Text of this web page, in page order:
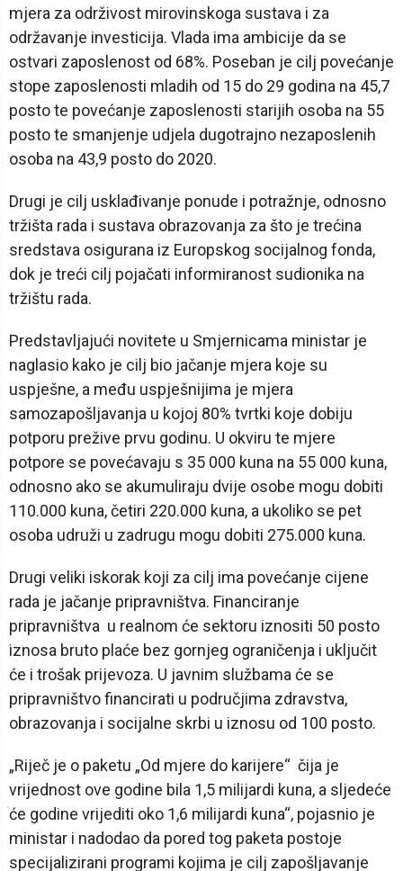
mjera za održivost mirovinskoga sustava i za
održavanje investicija. Vlada ima ambicije da se
ostvari zaposlenost od 68%. Poseban je cilj povećanje
stope zaposlenosti mladih od 15 do 29 godina na 45,7
posto te povećanje zaposlenosti starijih osoba na 55
posto te smanjenje udjela dugotrajno nezaposlenih
osoba na 43,9 posto do 2020.
Drugi je cilj usklađivanje ponude i potražnje, odnosno
tržišta rada i sustava obrazovanja za što je trećina
sredstava osigurana iz Europskog socijalnog fonda,
dok je treći cilj pojačati informiranost sudionika na
tržištu rada.
Predstavljajući novitete u Smjernicama ministar je
naglasio kako je cilj bio jačanje mjera koje su
uspješne, a među uspješnijima je mjera
samozapošljavanja u kojoj 80% tvrtki koje dobiju
potporu prežive prvu godinu. U okviru te mjere
potpore se povećavaju s 35 000 kuna na 55 000 kuna,
odnosno ako se akumuliraju dvije osobe mogu dobiti
110.000 kuna, četiri 220.000 kuna, a ukoliko se pet
osoba udruži u zadrugu mogu dobiti 275.000 kuna.
Drugi veliki iskorak koji za cilj ima povećanje cijene
rada je jačanje pripravništva. Financiranje
pripravništva u realnom će sektoru iznositi 50 posto
iznosa bruto plaće bez gornjeg ograničenja i uključit
će i trošak prijevoza. U javnim službama će se
pripravništvo financirati u područjima zdravstva,
obrazovanja i socijalne skrbi u iznosu od 100 posto.
„Riječ je o paketu „Od mjere do karijere“ čija je
vrijednost ove godine bila 1,5 milijardi kuna, a sljedeće
će godine vrijediti oko 1,6 milijardi kuna“, pojasnio je
ministar i nadodao da pored tog paketa postoje
specijalizirani programi kojima je cilj zapošljavanje